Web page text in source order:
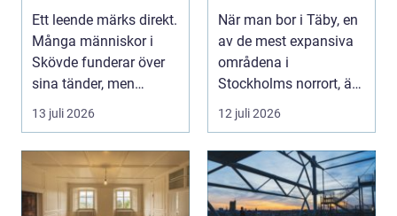
med
Ett leende märks direkt.
Många människor i
Skövde funderar över
sina tänder, men
skjuter upp att gör...
13 juli 2026
norrort
När man bor i Täby, en
av de mest expansiva
områdena i
Stockholms norrort, är
b...
12 juli 2026